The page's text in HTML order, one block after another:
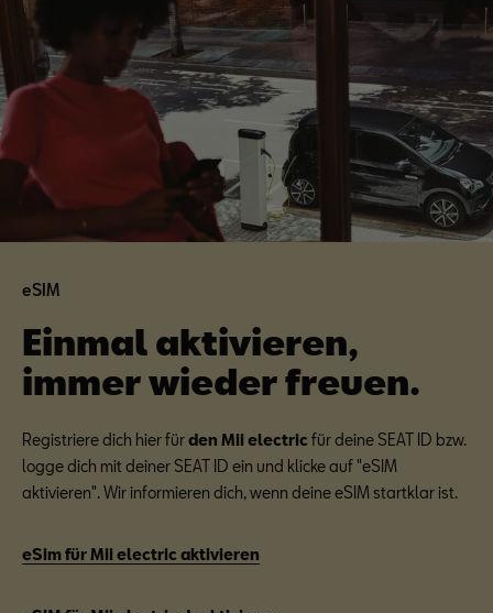
eSIM
Einmal aktivieren,
immer wieder freuen.
Registriere dich hier fürden Mii electricfür deine SEAT ID bzw.
logge dich mit deiner SEAT ID ein und klicke auf "eSIM
aktivieren". Wir informieren dich, wenn deine eSIM startklar ist.
eSim für Mii electric aktivieren